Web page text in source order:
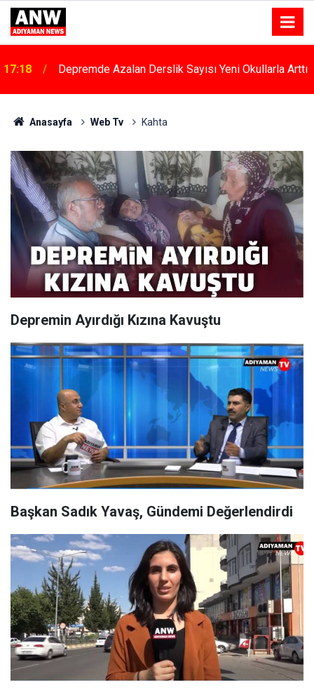
17:18 Depremde Azalan Derslik Sayısı Yeni Okullarla Arttı
Anasayfa Web Tv Kahta
Depremin Ayırdığı Kızına Kavuştu
Başkan Sadık Yavaş, Gündemi Değerlendirdi